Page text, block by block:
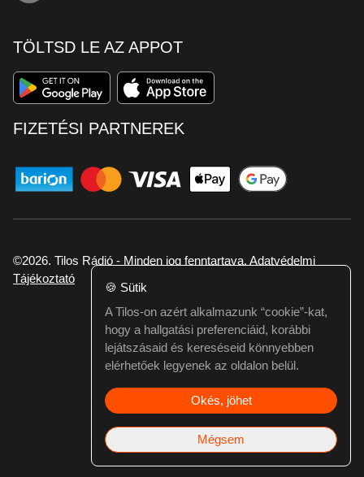
TÖLTSD LE AZ APPOT
FIZETÉSI PARTNEREK
©2026. Tilos Rádió - Minden jog fenntartava. Adatvédelmi
Tájékoztató
Ha hibát találtál vagy kérdésed van itt jelezd:
webmester@tilos.hu
🍪 Sütik
A Tilos-on azért alkalmazunk “cookie”-kat,
hogy a hallgatási preferenciáid, korábbi
lejátszásaid és kereséseid könnyebben
elérhetőek legyenek az oldalon belül.
Okés, jöhet
Mégsem